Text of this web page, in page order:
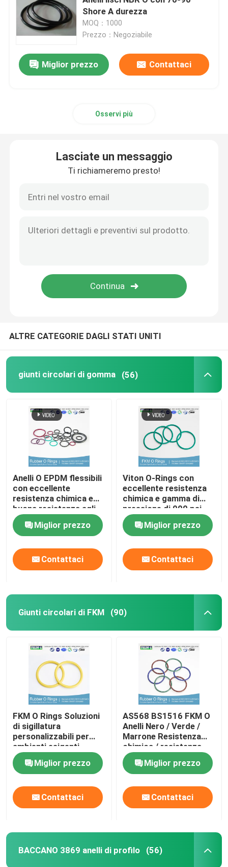
Giunti circolari di NBR
Giunti circolari di FKM
giunti circolari del epdm
Giunto circolare rivestito di
corredo del giunto circolare
Shore A durezza
MOQ：1000
Prezzo：Negoziabile
Miglior prezzo Contattaci
Osservi più
Lasciate un messaggio
Ti richiameremo presto!
ALTRE CATEGORIE DAGLI STATI UNITI
giunti circolari di gomma (56)
Anelli O EPDM flessibili
con eccellente
resistenza chimica e
buona resistenza agli
UV
Miglior prezzo
Contattaci
Viton O-Rings con
eccellente resistenza
chimica e gamma di
pressione di 000 psi
Miglior prezzo
Contattaci
Giunti circolari di FKM (90)
FKM O Rings Soluzioni
di sigillatura
personalizzabili per
ambienti esigenti
Miglior prezzo
Contattaci
AS568 BS1516 FKM O
Anelli Nero / Verde /
Marrone Resistenza
chimica / resistenza
agli oli Resistenza agli
UV
Miglior prezzo
Contattaci
BACCANO 3869 anelli di profilo (56)